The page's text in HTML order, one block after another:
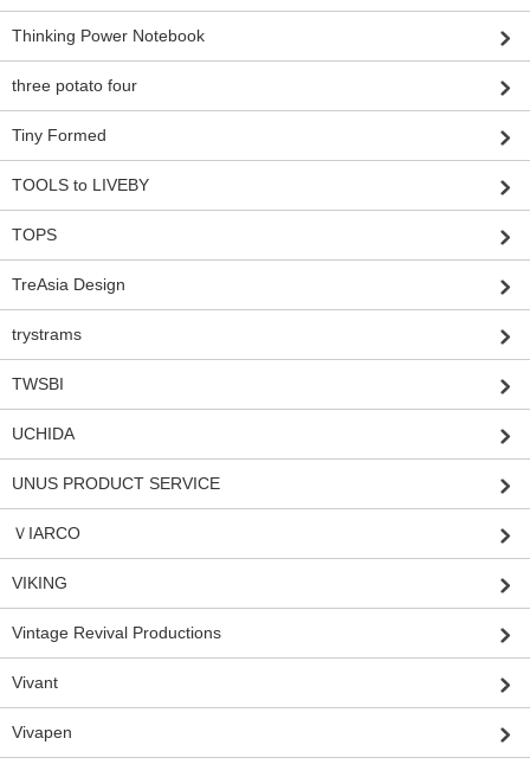
Thinking Power Notebook
three potato four
Tiny Formed
TOOLS to LIVEBY
TOPS
TreAsia Design
trystrams
TWSBI
UCHIDA
UNUS PRODUCT SERVICE
ＶIARCO
VIKING
Vintage Revival Productions
Vivant
Vivapen